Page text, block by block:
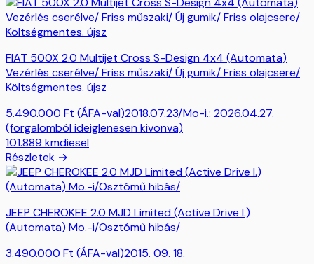
FIAT 500X 2.0 Multijet Cross S-Design 4x4 (Automata)
Vezérlés cserélve/ Friss műszaki/ Új gumik/ Friss olajcsere/
Költségmentes. újsz
5.490.000 Ft (ÁFA-val)2018.07.23/Mo-i.: 2026.04.27.
(forgalomból ideiglenesen kivonva)
101.889 kmdiesel
Részletek →
JEEP CHEROKEE 2.0 MJD Limited (Active Drive I.)
(Automata) Mo.-i/Osztómű hibás/
3.490.000 Ft (ÁFA-val)2015. 09. 18.